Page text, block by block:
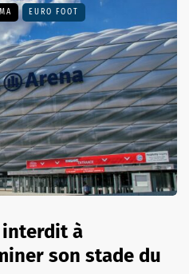
EURO FOOT
interdit à
son stade du